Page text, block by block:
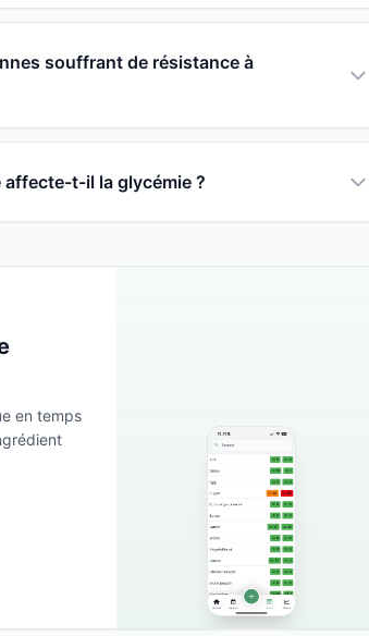
souffrant de résistance à
affecte-t-il la glycémie ?
en temps